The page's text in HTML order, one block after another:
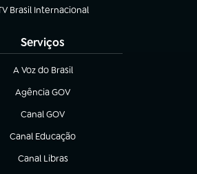
Brasil Internacional
(abre em nova aba)
Serviços
A Voz do Brasil
(abre em nova aba)
Agência GOV
(abre em nova aba)
Canal GOV
(abre em nova aba)
Canal Educação
(abre em nova aba)
Canal Libras
(abre em nova aba)